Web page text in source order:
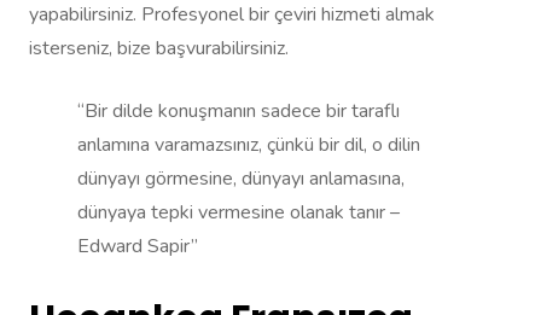
yapabilirsiniz. Profesyonel bir çeviri hizmeti almak
isterseniz, bize başvurabilirsiniz.
“Bir dilde konuşmanın sadece bir taraflı
anlamına varamazsınız, çünkü bir dil, o dilin
dünyayı görmesine, dünyayı anlamasına,
dünyaya tepki vermesine olanak tanır –
Edward Sapir”